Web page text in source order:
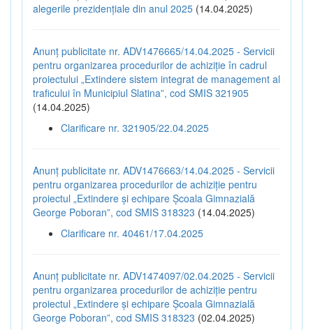
alegerile prezidențiale din anul 2025 (14.04.2025)
Anunț publicitate nr. ADV1476665/14.04.2025 - Servicii
pentru organizarea procedurilor de achiziție în cadrul
proiectului „Extindere sistem integrat de management al
traficului în Municipiul Slatina”, cod SMIS 321905
(14.04.2025)
Clarificare nr. 321905/22.04.2025
Anunț publicitate nr. ADV1476663/14.04.2025 - Servicii
pentru organizarea procedurilor de achiziție pentru
proiectul „Extindere și echipare Școala Gimnazială
George Poboran”, cod SMIS 318323 (14.04.2025)
Clarificare nr. 40461/17.04.2025
Anunț publicitate nr. ADV1474097/02.04.2025 - Servicii
pentru organizarea procedurilor de achiziție pentru
proiectul „Extindere și echipare Școala Gimnazială
George Poboran”, cod SMIS 318323 (02.04.2025)